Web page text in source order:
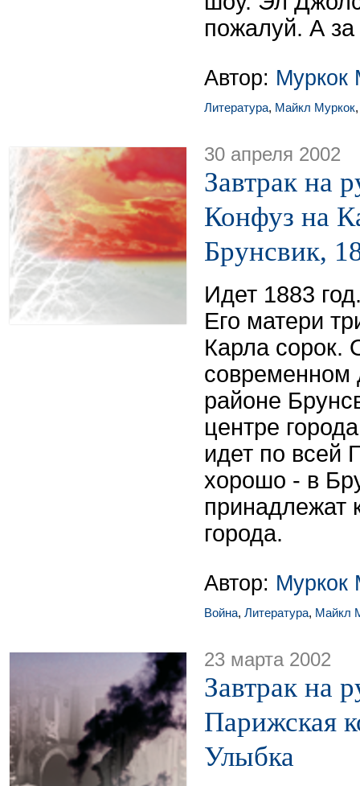
пожалуй. А за
Автор: Муркок
Литература, Майкл Муркок
30 апреля 2002
Завтрак на
Конфуз на
Брунсвик,
Идет 1883
Его матери
Карла сорок.
районе
центре
идет по всей
хорошо - в
принадлежат
города.
Автор: Муркок
Война, Литература, Майкл
23 марта 2002
Завтрак на
Парижская
Улыбка